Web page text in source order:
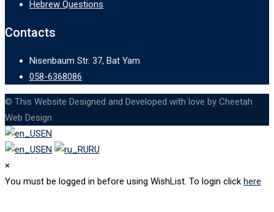
Hebrew Questions
Contacts
Nisenbaum Str. 37, Bat Yam
058-6368086
© This Website Designed and Developed with love by Cheetah
Web Design
EN
EN
RU
×
You must be logged in before using WishList. To login click here